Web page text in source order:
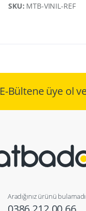
SKU: MTB-VINIL-REF
E-Bültene üye ol
Aradığınız ürünü